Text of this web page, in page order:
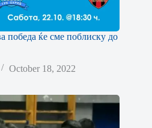
победа ќе сме поблиску до
October 18, 2022